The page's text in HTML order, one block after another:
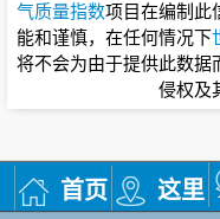
气质量指数项目在编制此
能和谨慎，在任何情况下
将不会为由于提供此数据
侵权及
首页 这里